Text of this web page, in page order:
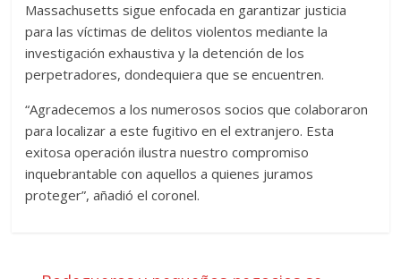
Massachusetts sigue enfocada en garantizar justicia
para las víctimas de delitos violentos mediante la
investigación exhaustiva y la detención de los
perpetradores, dondequiera que se encuentren.
“Agradecemos a los numerosos socios que colaboraron
para localizar a este fugitivo en el extranjero. Esta
exitosa operación ilustra nuestro compromiso
inquebrantable con aquellos a quienes juramos
proteger”, añadió el coronel.